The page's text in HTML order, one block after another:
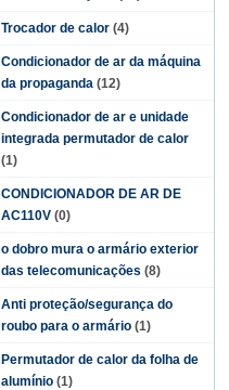
Trocador de calor (4)
Condicionador de ar da máquina
da propaganda (12)
Condicionador de ar e unidade
integrada permutador de calor
(1)
CONDICIONADOR DE AR DE
AC110V (0)
o dobro mura o armário exterior
das telecomunicações (8)
Anti proteção/segurança do
roubo para o armário (1)
Permutador de calor da folha de
alumínio (1)